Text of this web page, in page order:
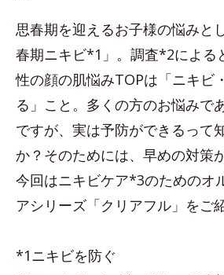
思春期を迎えるお子様の悩みと
春期ニキビ*1」。調査*2による
性の顔の肌悩みTOPは「ニキビ
る」こと。多くの方のお悩みで
ですが、実は予防ができるって
か？そのためには、早めの対策
今回はニキビケア*3のためのオ
アシリーズ「クリアフル」をご
*1ニキビを防ぐ